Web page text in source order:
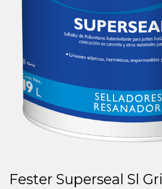
Fester Superseal Sl